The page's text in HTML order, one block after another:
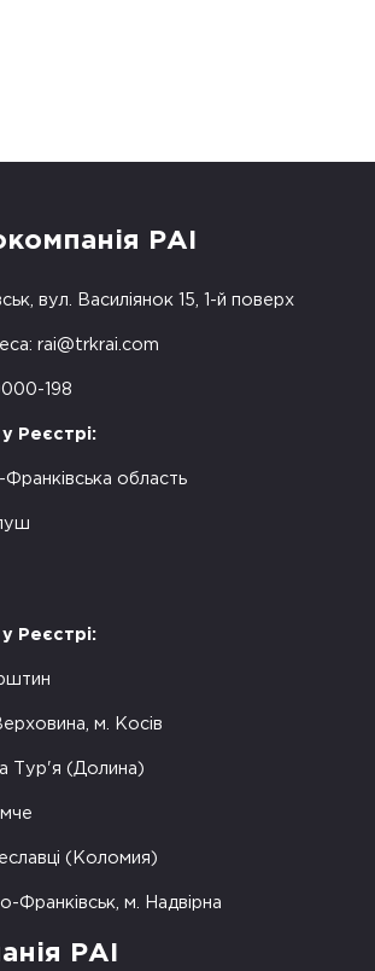
РАІ
вул. Василіянок 15, 1-й поверх
rai@trkrai.com
198
Реєстрі:
Франківська область
Реєстрі:
м. Косів
Тур'я (Долина)
(Коломия)
Франківськ, м. Надвірна
РАІ